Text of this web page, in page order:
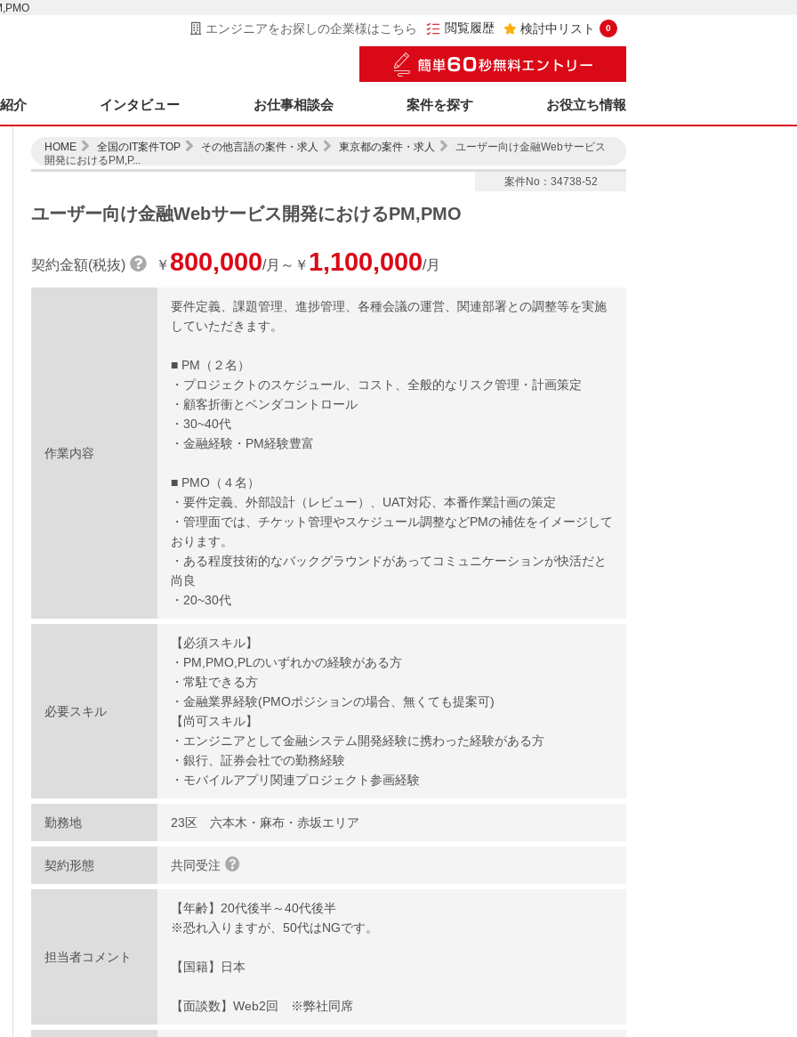
エンジニアをお探しの企業様はこちら 閲覧履歴 検討中リスト 0
介 インタビュー お仕事相談会 案件を探す お役立ち情報
HOME 全国のIT案件TOP その他言語の案件・求人 東京都の案件・求人
ユーザー向け金融Webサービス
開発におけるPM,P...
案件No：34738-52
ユーザー向け金融Webサービス開発におけるPM,PMO
契約金額(税抜) ￥ 800,000/月～￥ 1,100,000/月
作業内容
要件定義、課題管理、進捗管理、各種会議の運営、関連部署との調整等を実施
していただきます。
■ PM（２名）
・プロジェクトのスケジュール、コスト、全般的なリスク管理・計画策定
・顧客折衝とベンダコントロール
・30~40代
・金融経験・PM経験豊富
■ PMO（４名）
・要件定義、外部設計（レビュー）、UAT対応、本番作業計画の策定
・管理面では、チケット管理やスケジュール調整などPMの補佐をイメージして
おります。
・ある程度技術的なバックグラウンドがあってコミュニケーションが快活だと
尚良
・20~30代
必要スキル
【必須スキル】
・PM,PMO,PLのいずれかの経験がある方
・常駐できる方
・金融業界経験(PMOポジションの場合、無くても提案可)
【尚可スキル】
・エンジニアとして金融システム開発経験に携わった経験がある方
・銀行、証券会社での勤務経験
・モバイルアプリ関連プロジェクト参画経験
勤務地 23区 六本木・麻布・赤坂エリア
契約形態 共同受注
担当者コメント
【年齢】20代後半～40代後半
※恐れ入りますが、50代はNGです。
【国籍】日本
【面談数】Web2回 ※弊社同席